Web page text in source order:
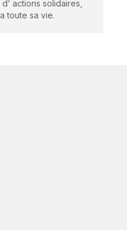
actions solidaires,
toute sa vie.